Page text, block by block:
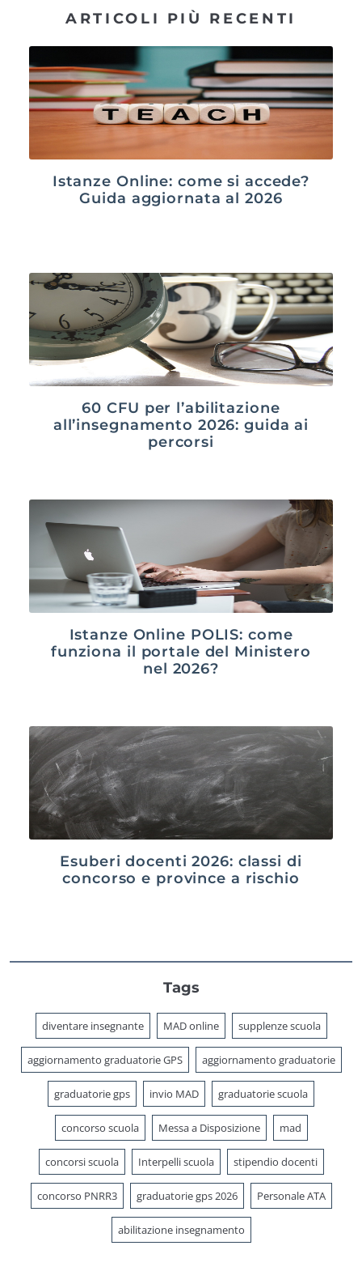
ARTICOLI PIÙ RECENTI
Istanze Online: come si accede?
Guida aggiornata al 2026
60 CFU per l’abilitazione
all’insegnamento 2026: guida ai
percorsi
Istanze Online POLIS: come
funziona il portale del Ministero
nel 2026?
Esuberi docenti 2026: classi di
concorso e province a rischio
Tags
diventare insegnante MAD online supplenze scuola
aggiornamento graduatorie GPS aggiornamento graduatorie
graduatorie gps invio MAD graduatorie scuola
concorso scuola Messa a Disposizione mad
concorsi scuola Interpelli scuola stipendio docenti
concorso PNRR3 graduatorie gps 2026 Personale ATA
abilitazione insegnamento